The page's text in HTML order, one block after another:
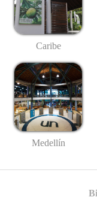
Caribe
Medellín